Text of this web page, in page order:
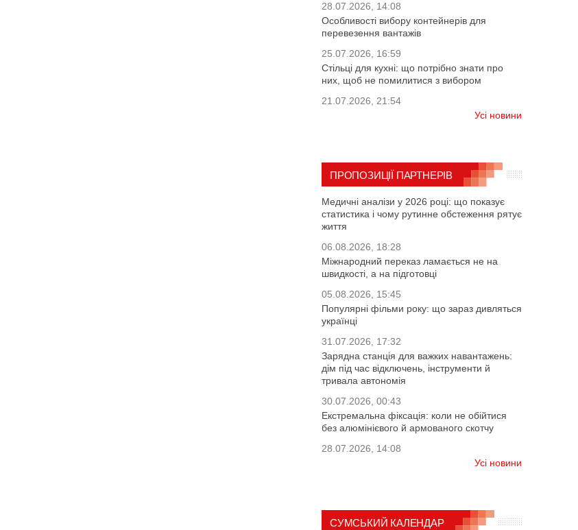
28.07.2026, 14:08
Особливості вибору контейнерів для
перевезення вантажів
25.07.2026, 16:59
Стільці для кухні: що потрібно знати про
них, щоб не помилитися з вибором
21.07.2026, 21:54
Усі новини
ПРОПОЗИЦІЇ ПАРТНЕРІВ
Медичні аналізи у 2026 році: що показує
статистика і чому рутинне обстеження рятує
життя
06.08.2026, 18:28
Міжнародний переказ ламається не на
швидкості, а на підготовці
05.08.2026, 15:45
Популярні фільми року: що зараз дивляться
українці
31.07.2026, 17:32
Зарядна станція для важких навантажень:
дім під час відключень, інструменти й
тривала автономія
30.07.2026, 00:43
Екстремальна фіксація: коли не обійтися
без алюмінієвого й армованого скотчу
28.07.2026, 14:08
Усі новини
СУМСЬКИЙ КАЛЕНДАР